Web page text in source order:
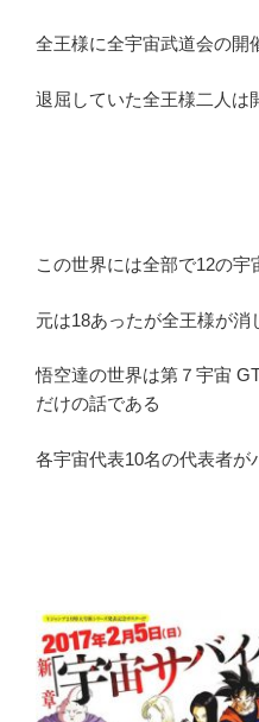
全王様に全宇宙武道会の
退屈していた全王様二人は
この世界には全部で12の宇
元は18あったが全王様が
悟空達の世界は第７宇宙
だけの話である
各宇宙代表10名の代表者が